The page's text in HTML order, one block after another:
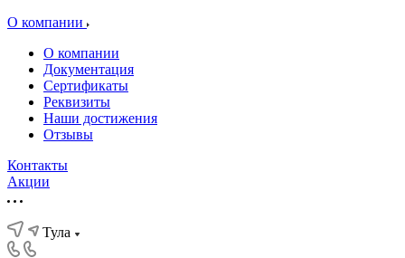
О компании
О компании
Документация
Сертификаты
Реквизиты
Наши достижения
Отзывы
Контакты
Акции
Тула